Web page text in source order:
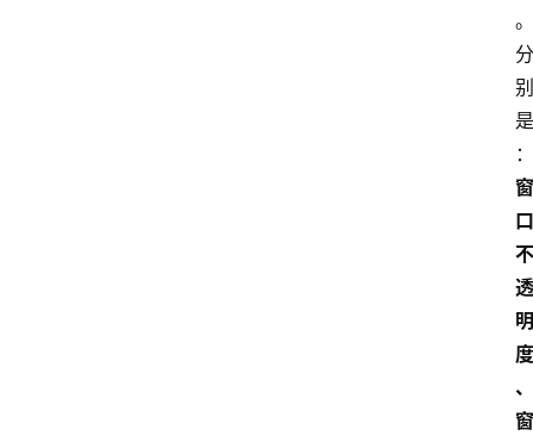
。
分
别
是
：
窗
口
不
透
明
度
、
窗